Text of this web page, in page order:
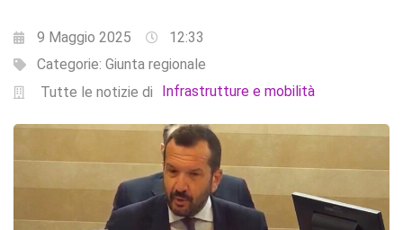
9 Maggio 2025
12:33
Categorie: Giunta regionale
Tutte le notizie di
Infrastrutture e mobilità